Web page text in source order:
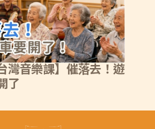
灣音樂課】催落去！遊
了